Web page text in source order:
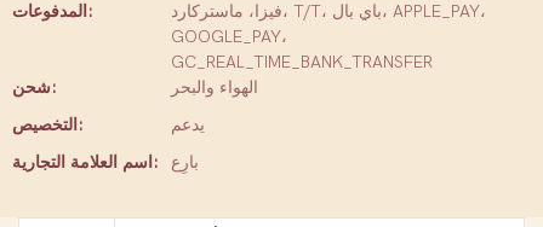
المدفوعات:
فيزا، ماستركارد، T/T، باي بال، APPLE_PAY،
GOOGLE_PAY،
GC_REAL_TIME_BANK_TRANSFER
شحن:
الهواء والبحر
التخصيص:
يدعم
اسم العلامة التجارية:
بارِع